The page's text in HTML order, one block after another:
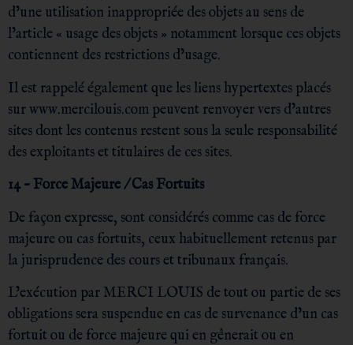
d’une utilisation inappropriée des objets au sens de
l’article « usage des objets » notamment lorsque ces objets
contiennent des restrictions d’usage.
Il est rappelé également que les liens hypertextes placés
sur www.mercilouis.com peuvent renvoyer vers d’autres
sites dont les contenus restent sous la seule responsabilité
des exploitants et titulaires de ces sites.
14 – Force Majeure / Cas Fortuits
De façon expresse, sont considérés comme cas de force
majeure ou cas fortuits, ceux habituellement retenus par
la jurisprudence des cours et tribunaux français.
L’exécution par MERCI LOUIS de tout ou partie de ses
obligations sera suspendue en cas de survenance d’un cas
fortuit ou de force majeure qui en gênerait ou en